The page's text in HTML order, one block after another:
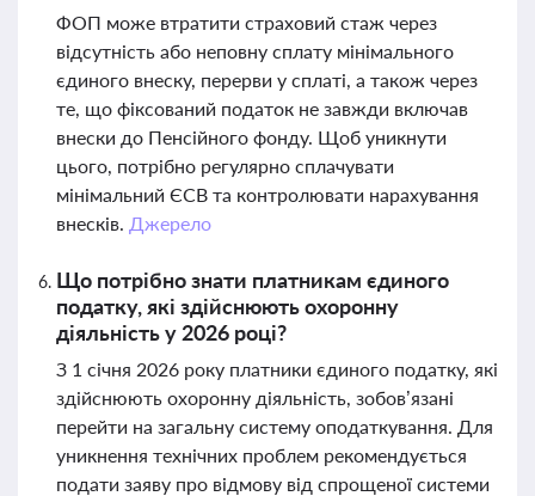
ФОП може втратити страховий стаж через
відсутність або неповну сплату мінімального
єдиного внеску, перерви у сплаті, а також через
те, що фіксований податок не завжди включав
внески до Пенсійного фонду. Щоб уникнути
цього, потрібно регулярно сплачувати
мінімальний ЄСВ та контролювати нарахування
внесків. Джерело
Що потрібно знати платникам єдиного
податку, які здійснюють охоронну
діяльність у 2026 році?
З 1 січня 2026 року платники єдиного податку, які
здійснюють охоронну діяльність, зобов’язані
перейти на загальну систему оподаткування. Для
уникнення технічних проблем рекомендується
подати заяву про відмову від спрощеної системи